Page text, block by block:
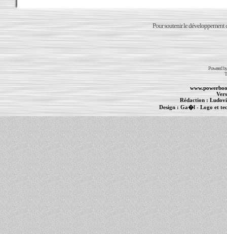
Pour soutenir le développement
Powered
Rédaction :
Design :Ga�l- Logo et
Informations :